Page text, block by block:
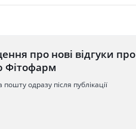
про нові відгуки про
Фітофарм
одразу після публікації